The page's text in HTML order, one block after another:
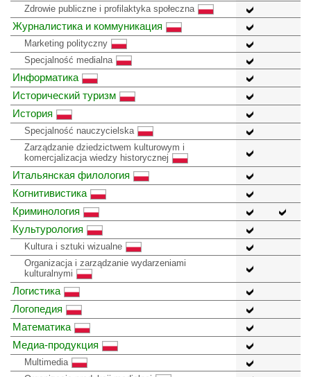
Zdrowie publiczne i profilaktyka społeczna
Журналистика и коммуникация
Marketing polityczny
Specjalność medialna
Информатика
Исторический туризм
История
Specjalność nauczycielska
Zarządzanie dziedzictwem kulturowym i
komercjalizacja wiedzy historycznej
Итальянская филология
Когнитивистика
Криминология
Культурология
Kultura i sztuki wizualne
Organizacja i zarządzanie wydarzeniami
kulturalnymi
Логистика
Логопедия
Математика
Медиа-продукция
Multimedia